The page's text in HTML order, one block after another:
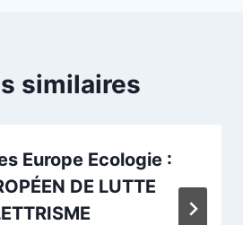
similaires
Europe Ecologie :
DE LUTTE